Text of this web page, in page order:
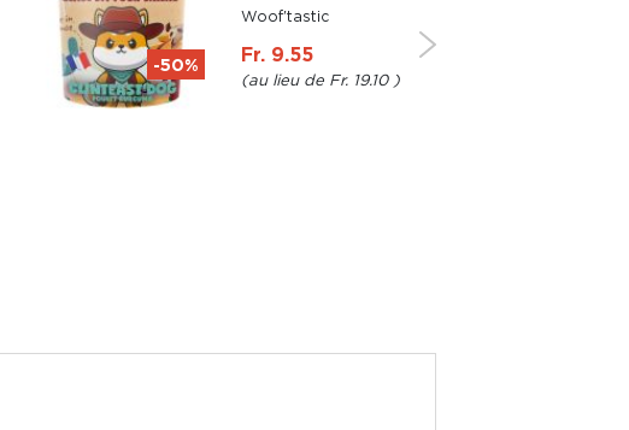
Woof'tastic
Fr. 9.55
Fr. 19.10
-50%